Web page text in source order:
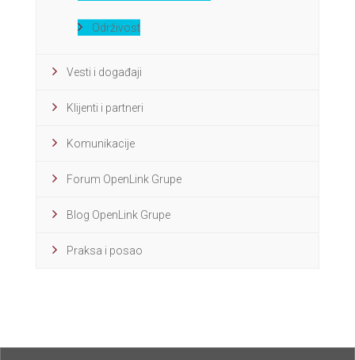
Održivost
Vesti i događaji
Klijenti i partneri
Komunikacije
Forum OpenLink Grupe
Blog OpenLink Grupe
Praksa i posao